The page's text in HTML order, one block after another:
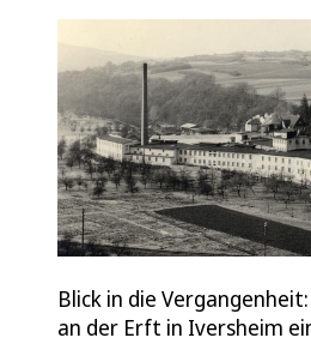
Blick in die
an der Erft in Iversheim